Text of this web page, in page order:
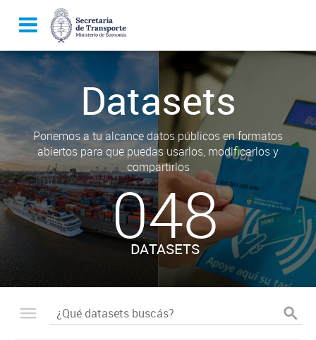
Datasets
Ponemos a tu alcance datos públicos en formatos
abiertos para que puedas usarlos, modificarlos y
compartirlos
048
DATASETS